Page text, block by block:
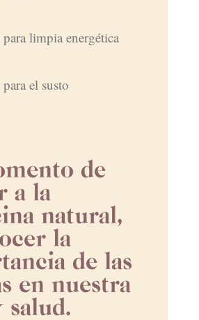
limpia energética
el susto
de
a la
natural,
la
de las
en nuestra
salud.